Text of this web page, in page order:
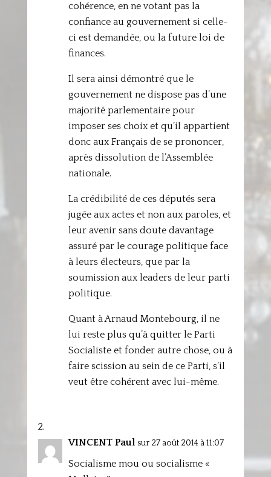
cohérence, en ne votant pas la
confiance au gouvernement si celle-
ci est demandée, ou la future loi de
finances.
Il sera ainsi démontré que le
gouvernement ne dispose pas d’une
majorité parlementaire pour
imposer ses choix et qu’il appartient
donc aux Français de se prononcer,
après dissolution de l’Assemblée
nationale.
La crédibilité de ces députés sera
jugée aux actes et non aux paroles, et
leur avenir sans doute davantage
assuré par le courage politique face
à leurs électeurs, que par la
soumission aux leaders de leur parti
politique.
Quant à Arnaud Montebourg, il ne
lui reste plus qu’à quitter le Parti
Socialiste et fonder autre chose, ou à
faire scission au sein de ce Parti, s’il
veut être cohérent avec lui-même.
VINCENT Paul sur 27 août 2014 à 11:07
Socialisme mou ou socialisme «